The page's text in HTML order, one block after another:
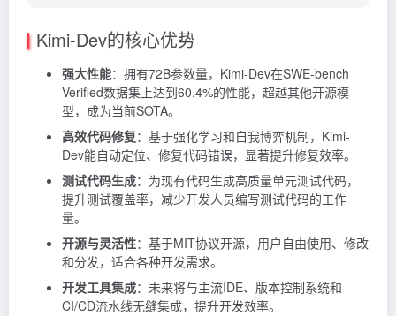
Kimi-Dev的核心优势
强大性能：拥有72B参数量，Kimi-Dev在SWE-bench
Verified数据集上达到60.4%的性能，超越其他开源模
型，成为当前SOTA。
高效代码修复：基于强化学习和自我博弈机制，Kimi-
Dev能自动定位、修复代码错误，显著提升修复效率。
测试代码生成：为现有代码生成高质量单元测试代码，
提升测试覆盖率，减少开发人员编写测试代码的工作
量。
开源与灵活性：基于MIT协议开源，用户自由使用、修改
和分发，适合各种开发需求。
开发工具集成：未来将与主流IDE、版本控制系统和
CI/CD流水线无缝集成，提升开发效率。